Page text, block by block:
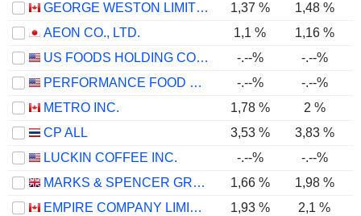
GEORGE WESTON LIMITED
1,37 % 1,48 %
AEON CO., LTD.
1,1 % 1,16 %
US FOODS HOLDING CORP.
-.--% -.--%
PERFORMANCE FOOD GROUP COMPANY
-.--% -.--%
METRO INC.
1,78 % 2 %
CP ALL
3,53 % 3,83 %
LUCKIN COFFEE INC.
-.--% -.--%
MARKS & SPENCER GROUP PLC
1,66 % 1,98 %
EMPIRE COMPANY LIMITED
1,93 %
2,1 %